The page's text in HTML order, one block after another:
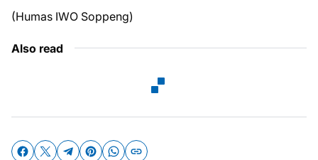
(Humas IWO Soppeng)
Also read